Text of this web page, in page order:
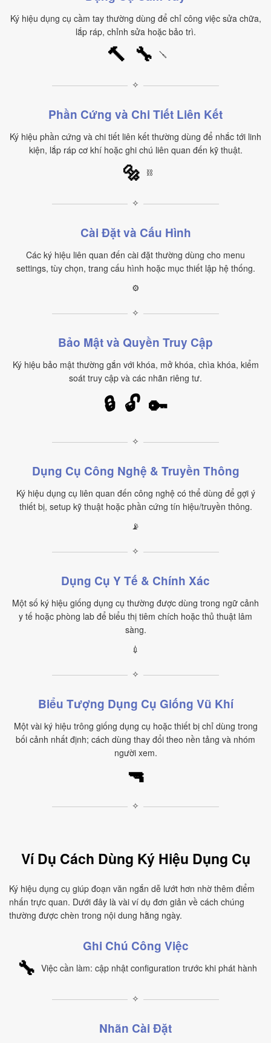
Ký hiệu dụng cụ cầm tay thường dùng để chỉ công việc sửa chữa,
lắp ráp, chỉnh sửa hoặc bảo trì.
🔨 🔧 🪛
✧
Phần Cứng và Chi Tiết Liên Kết
Ký hiệu phần cứng và chi tiết liên kết thường dùng để nhắc tới linh
kiện, lắp ráp cơ khí hoặc ghi chú liên quan đến kỹ thuật.
🔩 ⛓️
✧
Cài Đặt và Cấu Hình
Các ký hiệu liên quan đến cài đặt thường dùng cho menu
settings, tùy chọn, trang cấu hình hoặc mục thiết lập hệ thống.
⚙
✧
Bảo Mật và Quyền Truy Cập
Ký hiệu bảo mật thường gắn với khóa, mở khóa, chìa khóa, kiểm
soát truy cập và các nhãn riêng tư.
🔒 🔓 🔑
✧
Dụng Cụ Công Nghệ & Truyền Thông
Ký hiệu dụng cụ liên quan đến công nghệ có thể dùng để gợi ý
thiết bị, setup kỹ thuật hoặc phần cứng tín hiệu/truyền thông.
📡
✧
Dụng Cụ Y Tế & Chính Xác
Một số ký hiệu giống dụng cụ thường được dùng trong ngữ cảnh
y tế hoặc phòng lab để biểu thị tiêm chích hoặc thủ thuật lâm
sàng.
💉
✧
Biểu Tượng Dụng Cụ Giống Vũ Khí
Một vài ký hiệu trông giống dụng cụ hoặc thiết bị chỉ dùng trong
bối cảnh nhất định; cách dùng thay đổi theo nền tảng và nhóm
người xem.
🔫
✧
Ví Dụ Cách Dùng Ký Hiệu Dụng Cụ
Ký hiệu dụng cụ giúp đoạn văn ngắn dễ lướt hơn nhờ thêm điểm
nhấn trực quan. Dưới đây là vài ví dụ đơn giản về cách chúng
thường được chèn trong nội dung hằng ngày.
Ghi Chú Công Việc
🔧 Việc cần làm: cập nhật configuration trước khi phát hành
✧
Nhãn Cài Đặt